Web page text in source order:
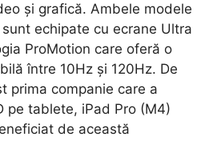
și grafică. Ambele modele
echipate cu ecrane Ultra
ProMotion care oferă o
între 10Hz și 120Hz. De
prima companie care a
pe tablete, iPad Pro (M4)
de această